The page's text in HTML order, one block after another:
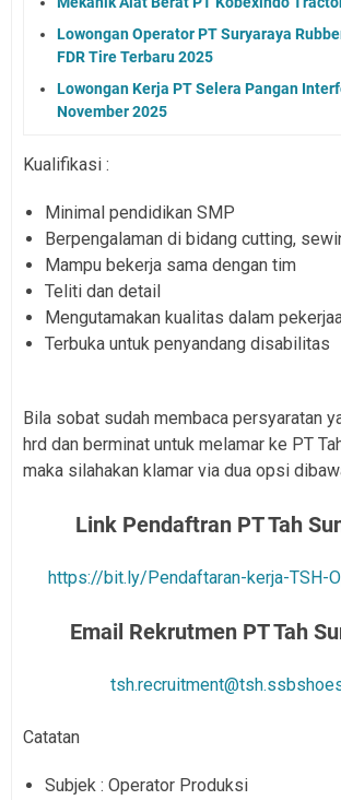
Lowongan Operator PT Suryaraya
FDR Tire Terbaru 2025
Lowongan Kerja PT Selera Pangan
November 2025
Kualifikasi :
Minimal pendidikan SMP
Berpengalaman di bidang cutting,
Mampu bekerja sama dengan tim
Teliti dan detail
Mengutamakan kualitas dalam
Terbuka untuk penyandang disabilitas
Bila sobat sudah membaca persyaratan
hrd dan berminat untuk melamar ke PT
maka silahakan klamar via dua opsi
Link Pendaftran PT Tah
https://bit.ly/Pendaftaran-kerja-TSH-
Email Rekrutmen PT Tah
Catatan
Subjek : Operator Produksi